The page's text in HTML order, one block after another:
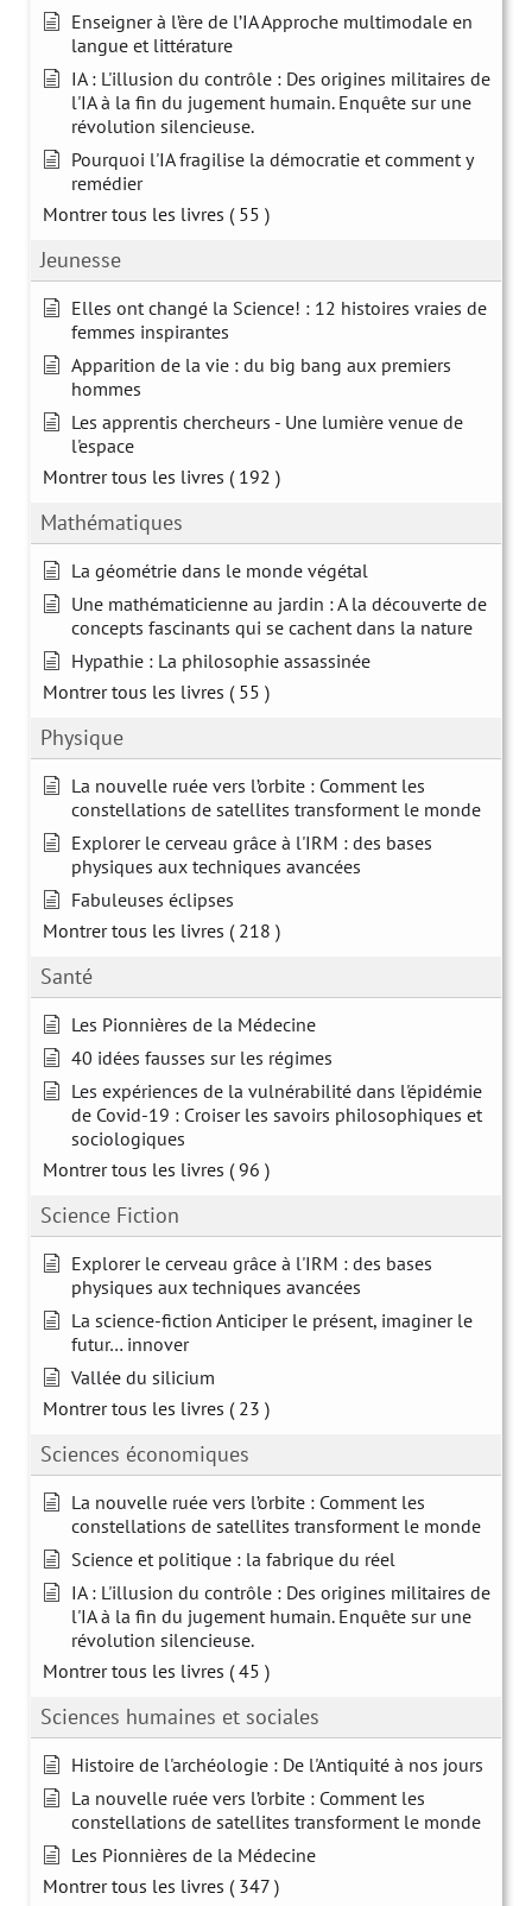
Enseigner à l’ère de l’IA Approche multimodale en
langue et littérature
IA : L'illusion du contrôle : Des origines militaires de
l'IA à la fin du jugement humain. Enquête sur une
révolution silencieuse.
Pourquoi l'IA fragilise la démocratie et comment y
remédier
Montrer tous les livres ( 55 )
Jeunesse
Elles ont changé la Science! : 12 histoires vraies de
femmes inspirantes
Apparition de la vie : du big bang aux premiers
hommes
Les apprentis chercheurs - Une lumière venue de
l'espace
Montrer tous les livres ( 192 )
Mathématiques
La géométrie dans le monde végétal
Une mathématicienne au jardin : A la découverte de
concepts fascinants qui se cachent dans la nature
Hypathie : La philosophie assassinée
Montrer tous les livres ( 55 )
Physique
La nouvelle ruée vers l’orbite : Comment les
constellations de satellites transforment le monde
Explorer le cerveau grâce à l'IRM : des bases
physiques aux techniques avancées
Fabuleuses éclipses
Montrer tous les livres ( 218 )
Santé
Les Pionnières de la Médecine
40 idées fausses sur les régimes
Les expériences de la vulnérabilité dans l'épidémie
de Covid-19 : Croiser les savoirs philosophiques et
sociologiques
Montrer tous les livres ( 96 )
Science Fiction
Explorer le cerveau grâce à l'IRM : des bases
physiques aux techniques avancées
La science-fiction Anticiper le présent, imaginer le
futur… innover
Vallée du silicium
Montrer tous les livres ( 23 )
Sciences économiques
La nouvelle ruée vers l’orbite : Comment les
constellations de satellites transforment le monde
Science et politique : la fabrique du réel
IA : L'illusion du contrôle : Des origines militaires de
l'IA à la fin du jugement humain. Enquête sur une
révolution silencieuse.
Montrer tous les livres ( 45 )
Sciences humaines et sociales
Histoire de l'archéologie : De l'Antiquité à nos jours
La nouvelle ruée vers l’orbite : Comment les
constellations de satellites transforment le monde
Les Pionnières de la Médecine
Montrer tous les livres ( 347 )